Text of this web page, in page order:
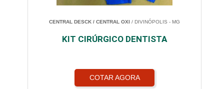
CENTRAL DESCK / CENTRAL OXI / DIVINÓPOLIS - MG
KIT CIRÚRGICO DENTISTA
COTAR AGORA